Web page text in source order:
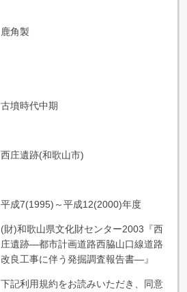
鹿角製
古墳時代中期
西庄遺跡(和歌山市)
平成7(1995)～平成12(2000)年度
(財)和歌山県文化財センター2003『西
庄遺跡―都市計画道路西脇山口線道路
改良工事に伴う発掘調査報告書―』
下記利用規約をお読みいただき、同意